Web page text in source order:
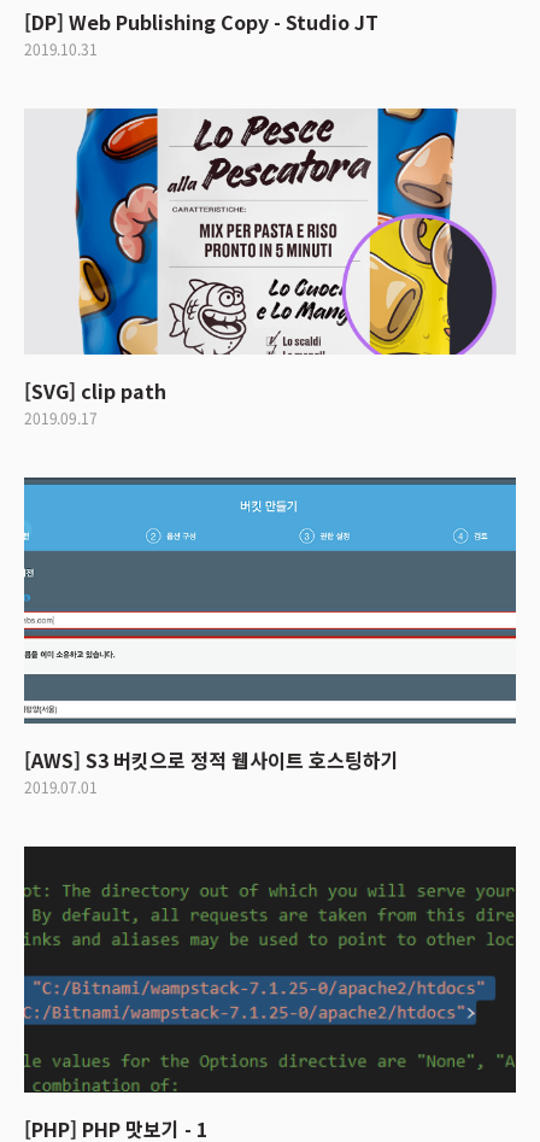
[DP] Web Publishing Copy - Studio JT
2019.10.31
[SVG] clip path
2019.09.17
[AWS] S3 버킷으로 정적 웹사이트 호스팅하기
2019.07.01
[PHP] PHP 맛보기 - 1